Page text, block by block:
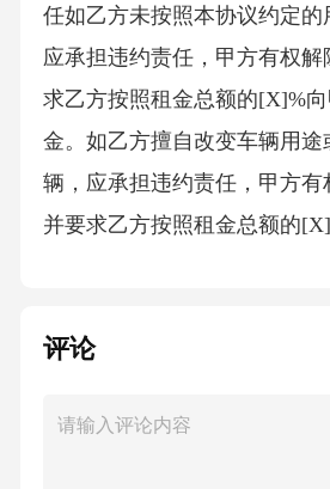
任如乙方未按照本协议约定的
应承担违约责任，甲方有权
求乙方按照租金总额的[X]%
金。如乙方擅自改变车辆用
辆，应承担违约责任，甲方有
并要求乙方按照租金总额的
车辆的实际价值计算。如乙方
日，应按照未支付金额的
评论